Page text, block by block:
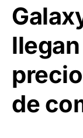
de